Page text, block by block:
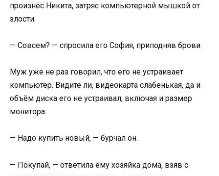
произнёс Никита, затряс компьютерной мышкой от
злости.
— Совсем? — спросила его София, приподняв брови.
Муж уже не раз говорил, что его не устраивает
компьютер. Видите ли, видеокарта слабенькая, да и
объём диска его не устраивал, включая и размер
монитора.
— Надо купить новый, — бурчал он.
— Покупай, — ответила ему хозяйка дома, взяв с